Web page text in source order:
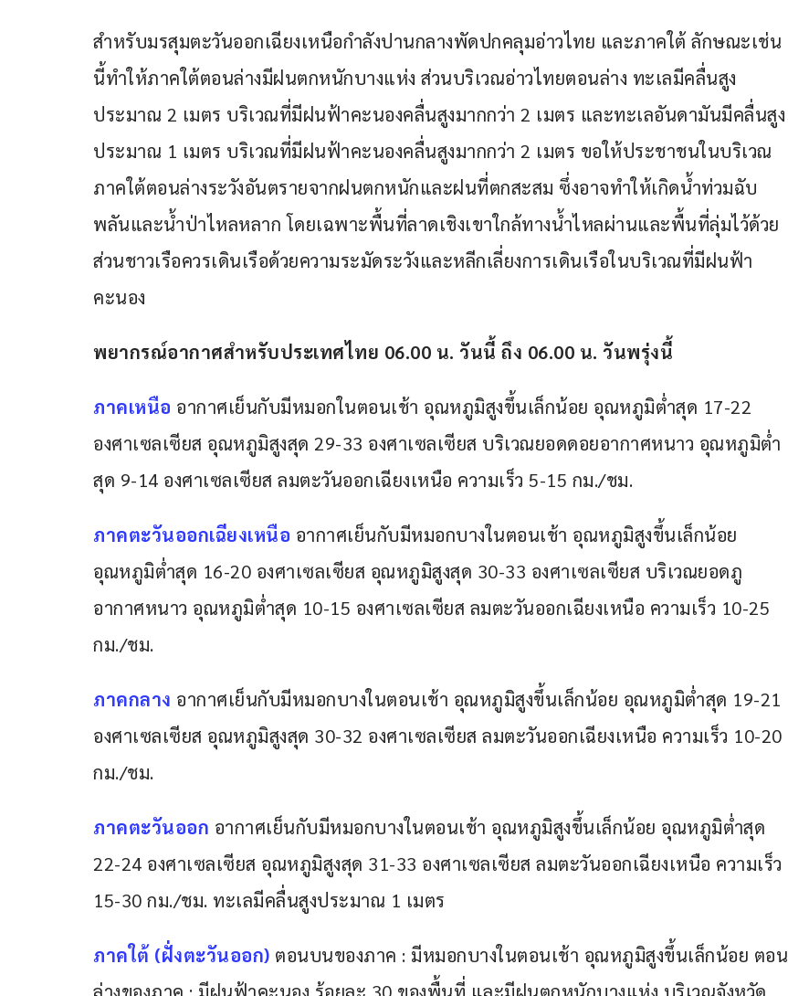
สำหรับมรสุมตะวันออกเฉียงเหนือกำลังปานกลางพัดปกคลุมอ่าวไทย และภาคใต้ ลักษณะเช่น
นี้ทำให้ภาคใต้ตอนล่างมีฝนตกหนักบางแห่ง ส่วนบริเวณอ่าวไทยตอนล่าง ทะเลมีคลื่นสูง
ประมาณ 2 เมตร บริเวณที่มีฝนฟ้าคะนองคลื่นสูงมากกว่า 2 เมตร และทะเลอันดามันมีคลื่นสูง
ประมาณ 1 เมตร บริเวณที่มีฝนฟ้าคะนองคลื่นสูงมากกว่า 2 เมตร ขอให้ประชาชนในบริเวณ
ภาคใต้ตอนล่างระวังอันตรายจากฝนตกหนักและฝนที่ตกสะสม ซึ่งอาจทำให้เกิดน้ำท่วมฉับ
พลันและน้ำป่าไหลหลาก โดยเฉพาะพื้นที่ลาดเชิงเขาใกล้ทางน้ำไหลผ่านและพื้นที่ลุ่มไว้ด้วย
ส่วนชาวเรือควรเดินเรือด้วยความระมัดระวังและหลีกเลี่ยงการเดินเรือในบริเวณที่มีฝนฟ้า
คะนอง
พยากรณ์อากาศสำหรับประเทศไทย 06.00 น. วันนี้ ถึง 06.00 น. วันพรุ่งนี้
ภาคเหนือ อากาศเย็นกับมีหมอกในตอนเช้า อุณหภูมิสูงขึ้นเล็กน้อย อุณหภูมิต่ำสุด 17-22
องศาเซลเซียส อุณหภูมิสูงสุด 29-33 องศาเซลเซียส บริเวณยอดดอยอากาศหนาว อุณหภูมิต่ำ
สุด 9-14 องศาเซลเซียส ลมตะวันออกเฉียงเหนือ ความเร็ว 5-15 กม./ชม.
ภาคตะวันออกเฉียงเหนือ อากาศเย็นกับมีหมอกบางในตอนเช้า อุณหภูมิสูงขึ้นเล็กน้อย
อุณหภูมิต่ำสุด 16-20 องศาเซลเซียส อุณหภูมิสูงสุด 30-33 องศาเซลเซียส บริเวณยอดภู
อากาศหนาว อุณหภูมิต่ำสุด 10-15 องศาเซลเซียส ลมตะวันออกเฉียงเหนือ ความเร็ว 10-25
กม./ชม.
ภาคกลาง อากาศเย็นกับมีหมอกบางในตอนเช้า อุณหภูมิสูงขึ้นเล็กน้อย อุณหภูมิต่ำสุด 19-21
องศาเซลเซียส อุณหภูมิสูงสุด 30-32 องศาเซลเซียส ลมตะวันออกเฉียงเหนือ ความเร็ว 10-20
กม./ชม.
ภาคตะวันออก อากาศเย็นกับมีหมอกบางในตอนเช้า อุณหภูมิสูงขึ้นเล็กน้อย อุณหภูมิต่ำสุด
22-24 องศาเซลเซียส อุณหภูมิสูงสุด 31-33 องศาเซลเซียส ลมตะวันออกเฉียงเหนือ ความเร็ว
15-30 กม./ชม. ทะเลมีคลื่นสูงประมาณ 1 เมตร
ภาคใต้ (ฝั่งตะวันออก) ตอนบนของภาค : มีหมอกบางในตอนเช้า อุณหภูมิสูงขึ้นเล็กน้อย ตอน